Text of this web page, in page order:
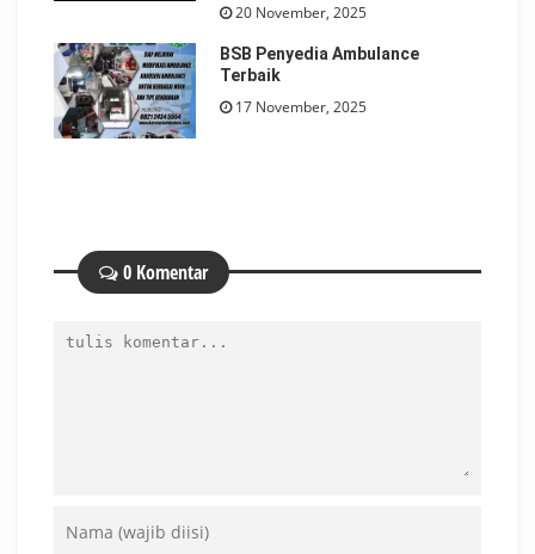
20 November, 2025
BSB Penyedia Ambulance
Terbaik
17 November, 2025
0 Komentar